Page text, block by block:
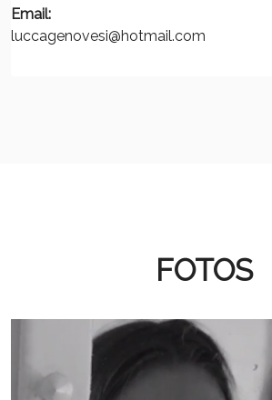
Email:
luccagenovesi@hotmail.com
FOTOS